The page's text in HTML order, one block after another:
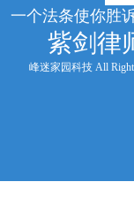
一个法条使你胜
紫剑律
峰迷家园科技 All